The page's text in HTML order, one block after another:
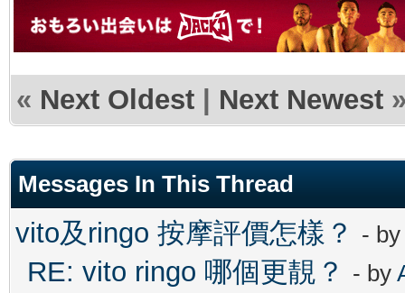
« Next Oldest | Next Newest
Messages In This Thread
vito及ringo 按摩評價怎樣？ -
RE: vito ringo 哪個更靚？ - by